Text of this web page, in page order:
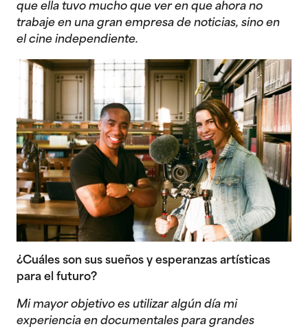
que ella tuvo mucho que ver en que ahora no
trabaje en una gran empresa de noticias, sino en
el cine independiente.
¿Cuáles son sus sueños y esperanzas artísticas
para el futuro?
Mi mayor objetivo es utilizar algún día mi
experiencia en documentales para grandes